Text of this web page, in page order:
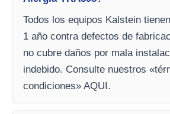
Todos los equipos Kalstein
1 año contra defectos de
no cubre daños por mala
indebido. Consulte nuestros
condiciones» AQUI.